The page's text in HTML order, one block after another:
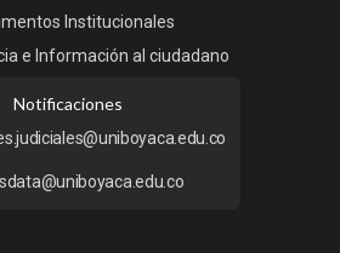
Institucionales
e Información al ciudadano
Notificaciones